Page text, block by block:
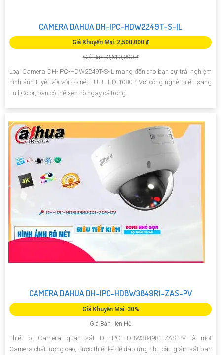
CAMERA DAHUA DH-IPC-HDW2249T-S-IL
Giá Khuyến Mại: 2,500,000 ₫
Giá Bán: 3,610,000 ₫
Loại Camera DH-IPC-HDW2249T-S-IL mang đến cho bạn sự trải nghiệm
hình ảnh tuyệt vời với độ nét FULL HD 1080P. Với công nghệ thiếu sáng
Full Color, bạn có thể xem rõ ngay cả trong...
CAMERA DAHUA DH-IPC-HDBW3849R1-ZAS-PV
Giá Khuyến Mại: 30%
Giá Bán: liên Hệ
Thiết bị Camera quan sát DH-IPC-HDBW3849R1-ZAS-PV là một
Camera chất lượng cao, được thiết kế để đáp ứng nhu cầu giám sát ban